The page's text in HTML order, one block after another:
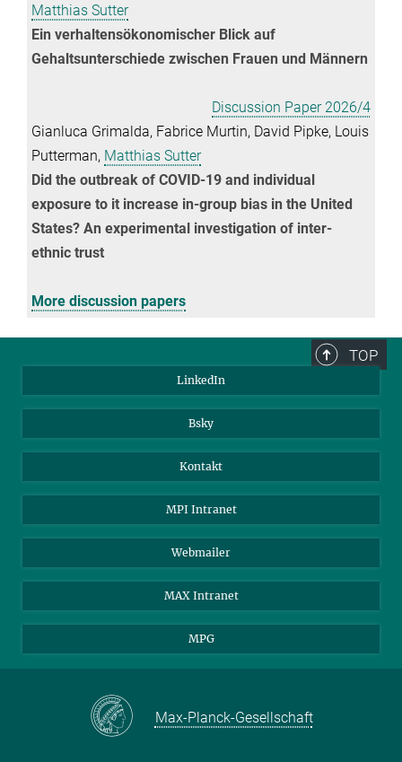
Matthias Sutter
Ein verhaltensökonomischer Blick auf
Gehaltsunterschiede zwischen Frauen und Männern
Discussion Paper 2026/4
Gianluca Grimalda, Fabrice Murtin, David Pipke, Louis
Putterman, Matthias Sutter
Did the outbreak of COVID-19 and individual
exposure to it increase in-group bias in the United
States? An experimental investigation of inter-
ethnic trust
More discussion papers
TOP
LinkedIn
Bsky
Kontakt
MPI Intranet
Webmailer
MAX Intranet
MPG
Max-Planck-Gesellschaft